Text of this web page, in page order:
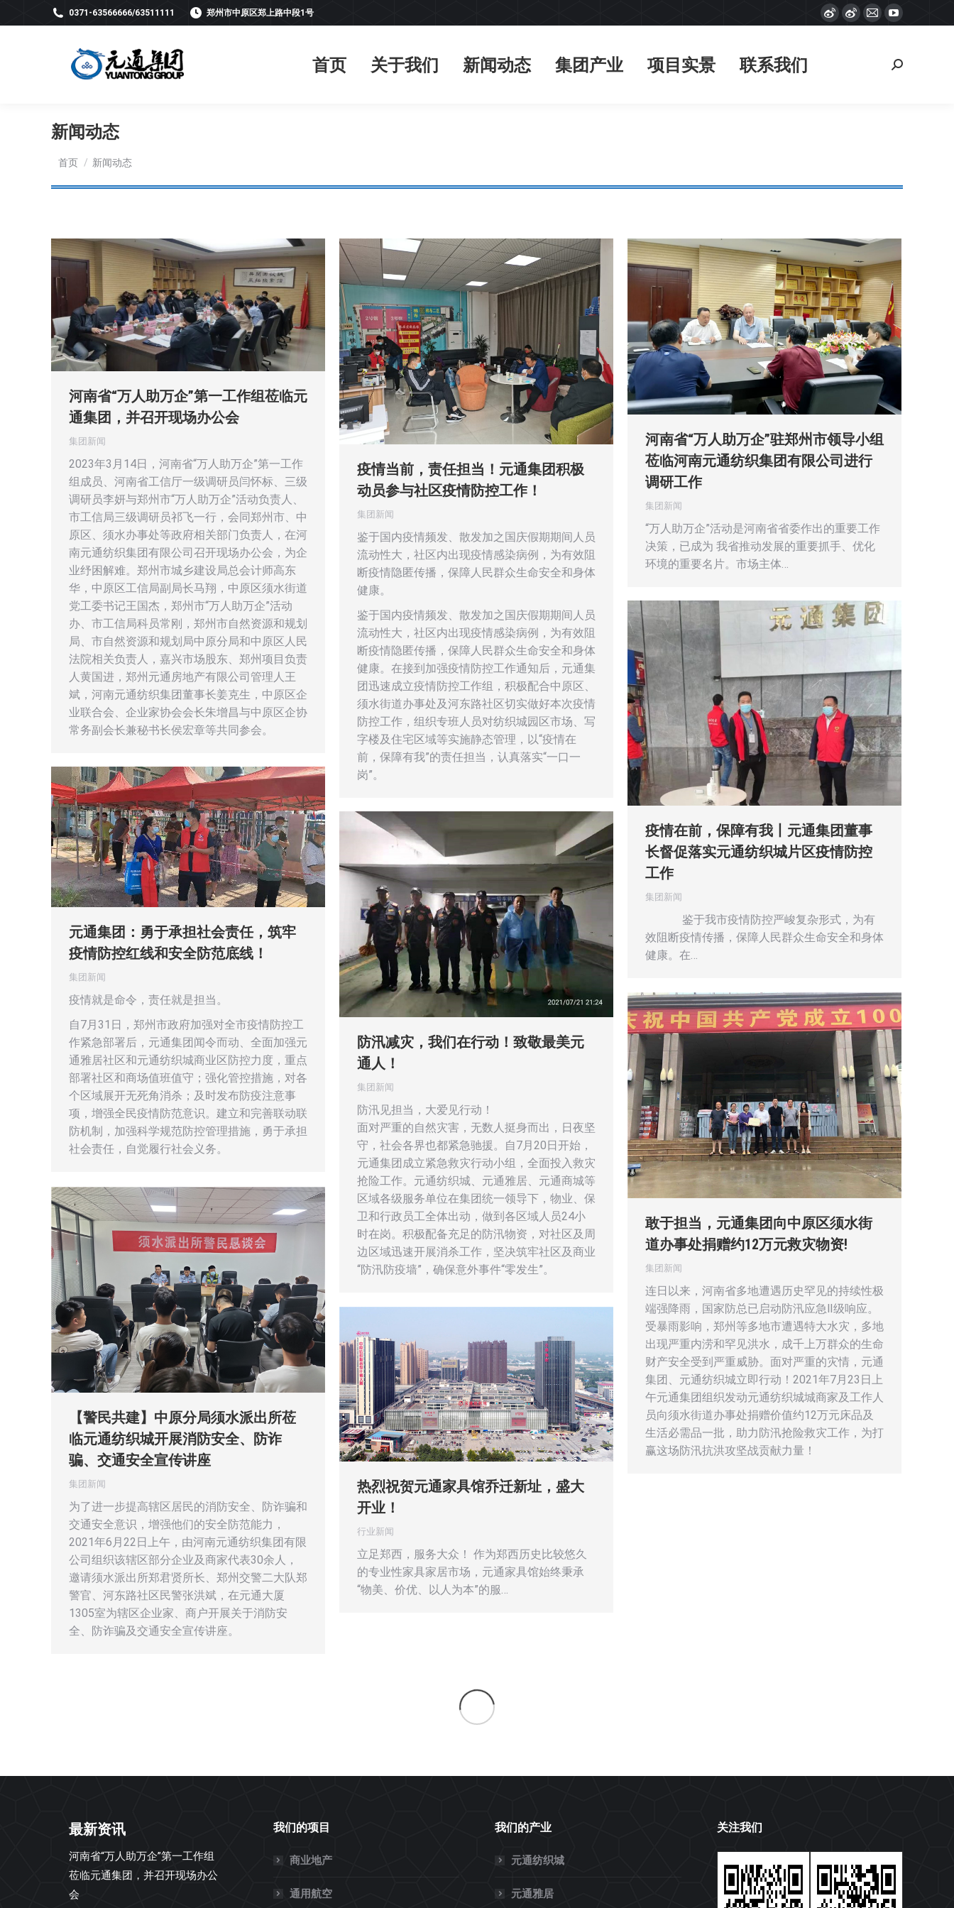
0371-63566666/63511111 郑州市中原区郑上路中段1号
WeiboWeiboMail
opens
YouTube
opens
首页 关于我们 新闻动态 集团产业 项目实景 联系我们
搜
新闻动态
首页 新闻动态
河南省“万人助万企”第一工作组莅临元
通集团，并召开现场办公会
集团新闻
2023年3月14日，河南省“万人助万企”第一工作
组成员、河南省工信厅一级调研员闫怀标、三级
调研员李妍与郑州市“万人助万企”活动负责人、
市工信局三级调研员祁飞一行，会同郑州市、中
原区、须水办事处等政府相关部门负责人，在河
南元通纺织集团有限公司召开现场办公会，为企
业纾困解难。郑州市城乡建设局总会计师高东
华，中原区工信局副局长马翔，中原区须水街道
党工委书记王国杰，郑州市“万人助万企”活动
办、市工信局科员常刚，郑州市自然资源和规划
局、市自然资源和规划局中原分局和中原区人民
法院相关负责人，嘉兴市场股东、郑州项目负责
人黄国进，郑州元通房地产有限公司管理人王
斌，河南元通纺织集团董事长姜克生，中原区企
业联合会、企业家协会会长朱增昌与中原区企协
常务副会长兼秘书长侯宏章等共同参会。
疫情当前，责任担当！元通集团积极
动员参与社区疫情防控工作！
集团新闻
鉴于国内疫情频发、散发加之国庆假期期间人员
流动性大，社区内出现疫情感染病例，为有效阻
断疫情隐匿传播，保障人民群众生命安全和身体
健康。
鉴于国内疫情频发、散发加之国庆假期期间人员
流动性大，社区内出现疫情感染病例，为有效阻
断疫情隐匿传播，保障人民群众生命安全和身体
健康。在接到加强疫情防控工作通知后，元通集
团迅速成立疫情防控工作组，积极配合中原区、
须水街道办事处及河东路社区切实做好本次疫情
防控工作，组织专班人员对纺织城园区市场、写
字楼及住宅区域等实施静态管理，以“疫情在
前，保障有我”的责任担当，认真落实“一口一
岗”。
河南省“万人助万企”驻郑州市领导小组
莅临河南元通纺织集团有限公司进行
调研工作
集团新闻
“万人助万企”活动是河南省省委作出的重要工作
决策，已成为 我省推动发展的重要抓手、优化
环境的重要名片。市场主体…
疫情在前，保障有我丨元通集团董事
长督促落实元通纺织城片区疫情防控
工作
集团新闻
鉴于我市疫情防控严峻复杂形式，为有
效阻断疫情传播，保障人民群众生命安全和身体
健康。在…
元通集团：勇于承担社会责任，筑牢
疫情防控红线和安全防范底线！
集团新闻
疫情就是命令，责任就是担当。
自7月31日，郑州市政府加强对全市疫情防控工
作紧急部署后，元通集团闻令而动、全面加强元
通雅居社区和元通纺织城商业区防控力度，重点
部署社区和商场值班值守；强化管控措施，对各
个区域展开无死角消杀；及时发布防疫注意事
项，增强全民疫情防范意识。建立和完善联动联
防机制，加强科学规范防控管理措施，勇于承担
社会责任，自觉履行社会义务。
防汛减灾，我们在行动！致敬最美元
通人！
集团新闻
防汛见担当，大爱见行动！
面对严重的自然灾害，无数人挺身而出，日夜坚
守，社会各界也都紧急驰援。自7月20日开始，
元通集团成立紧急救灾行动小组，全面投入救灾
抢险工作。元通纺织城、元通雅居、元通商城等
区域各级服务单位在集团统一领导下，物业、保
卫和行政员工全体出动，做到各区域人员24小
时在岗。积极配备充足的防汛物资，对社区及周
边区域迅速开展消杀工作，坚决筑牢社区及商业
“防汛防疫墙”，确保意外事件“零发生”。
敢于担当，元通集团向中原区须水街
道办事处捐赠约12万元救灾物资!
集团新闻
连日以来，河南省多地遭遇历史罕见的持续性极
端强降雨，国家防总已启动防汛应急Ⅱ级响应。
受暴雨影响，郑州等多地市遭遇特大水灾，多地
出现严重内涝和罕见洪水，成千上万群众的生命
财产安全受到严重威胁。面对严重的灾情，元通
集团、元通纺织城立即行动！2021年7月23日上
午元通集团组织发动元通纺织城城商家及工作人
员向须水街道办事处捐赠价值约12万元床品及
生活必需品一批，助力防汛抢险救灾工作，为打
赢这场防汛抗洪攻坚战贡献力量！
【警民共建】中原分局须水派出所莅
临元通纺织城开展消防安全、防诈
骗、交通安全宣传讲座
集团新闻
为了进一步提高辖区居民的消防安全、防诈骗和
交通安全意识，增强他们的安全防范能力，
2021年6月22日上午，由河南元通纺织集团有限
公司组织该辖区部分企业及商家代表30余人，
邀请须水派出所郑君贤所长、郑州交警二大队郑
警官、河东路社区民警张洪斌，在元通大厦
1305室为辖区企业家、商户开展关于消防安
全、防诈骗及交通安全宣传讲座。
热烈祝贺元通家具馆乔迁新址，盛大
开业！
行业新闻
立足郑西，服务大众！ 作为郑西历史比较悠久
的专业性家具家居市场，元通家具馆始终秉承
“物美、价优、以人为本”的服…
莅临元通纺织城调研营商环境
商城县人民政府县长周哲一行莅元通
集团新闻
2019年7月10日上午，商城县人民政府县长周
官宣！元通纺织城全力打造精品商贸
首页 关于我们 新闻动态 集团产业 项目实景 联系我们
搜